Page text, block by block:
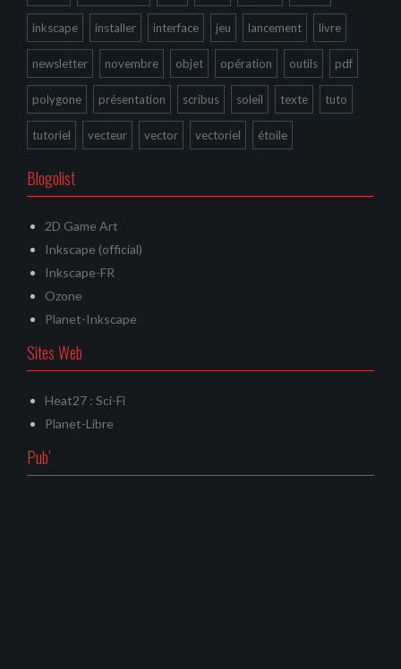
inkscape installer interface jeu lancement livre
newsletter novembre objet opération outils pdf
polygone présentation scribus soleil texte tuto
tutoriel vecteur vector vectoriel étoile
Blogolist
2D Game Art
Inkscape (official)
Inkscape-FR
Ozone
Planet-Inkscape
Sites Web
Heat27 : Sci-Fi
Planet-Libre
Pub’